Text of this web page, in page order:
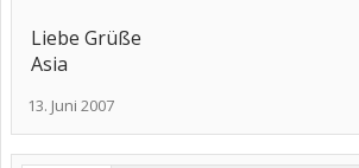
Liebe Grüße
Asia
13. Juni 2007